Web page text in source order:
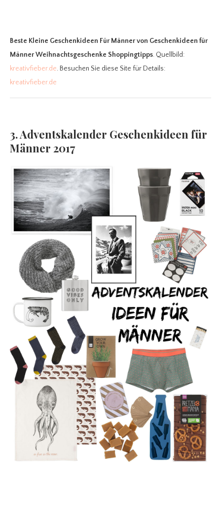
Beste Kleine Geschenkideen Für Männervon Geschenkideen für
Männer Weihnachtsgeschenke Shoppingtipps. Quellbild:
kreativfieber.de. Besuchen Sie diese Site für Details:
kreativfieber.de
3. Adventskalender Geschenkideen für
Männer 2017